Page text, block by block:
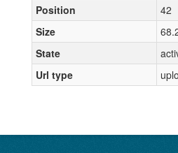
Position
42
Size
State
Url type